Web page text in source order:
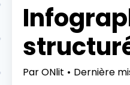
ParONlit Dernière